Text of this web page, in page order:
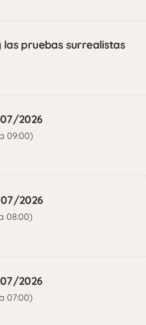
pruebas surrealistas
2026
09:00)
2026
08:00)
2026
07:00)